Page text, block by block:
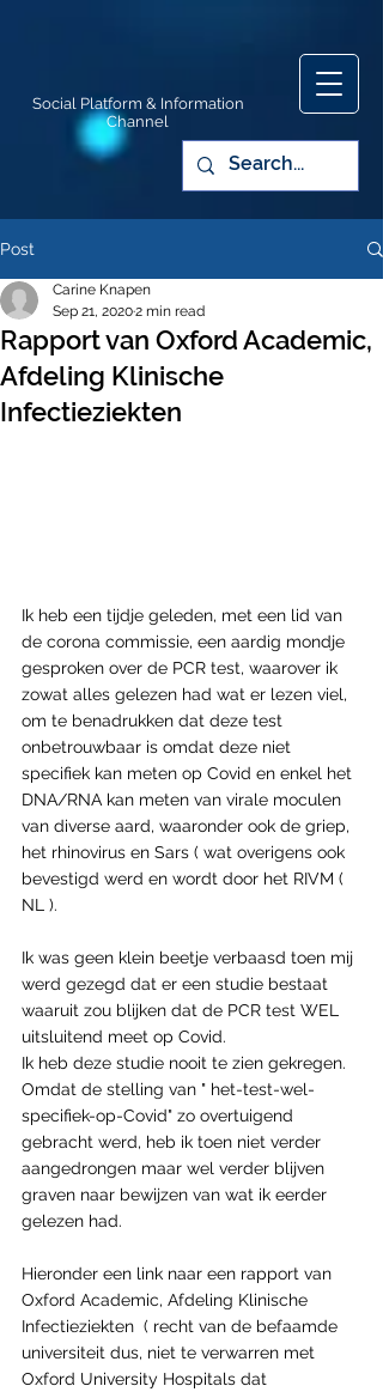
Social Platform & Information
Channel
Post
Rapport van Oxford Academic,
Afdeling Klinische
Infectieziekten
Carine Knapen
Sep 21, 20202 min read
Ik heb een tijdje geleden, met een lid van
de corona commissie, een aardig mondje
gesproken over de PCR test, waarover ik
zowat alles gelezen had wat er lezen viel,
om te benadrukken dat deze test
onbetrouwbaar is omdat deze niet
specifiek kan meten op Covid en enkel het
DNA/RNA kan meten van virale moculen
van diverse aard, waaronder ook de griep,
het rhinovirus en Sars ( wat overigens ook
bevestigd werd en wordt door het RIVM (
NL ).
Ik was geen klein beetje verbaasd toen mij
werd gezegd dat er een studie bestaat
waaruit zou blijken dat de PCR test WEL
uitsluitend meet op Covid.
Ik heb deze studie nooit te zien gekregen.
Omdat de stelling van " het-test-wel-
specifiek-op-Covid" zo overtuigend
gebracht werd, heb ik toen niet verder
aangedrongen maar wel verder blijven
graven naar bewijzen van wat ik eerder
gelezen had.
Hieronder een link naar een rapport van
Oxford Academic, Afdeling Klinische
Infectieziekten  ( recht van de befaamde
universiteit dus, niet te verwarren met
Oxford University Hospitals dat